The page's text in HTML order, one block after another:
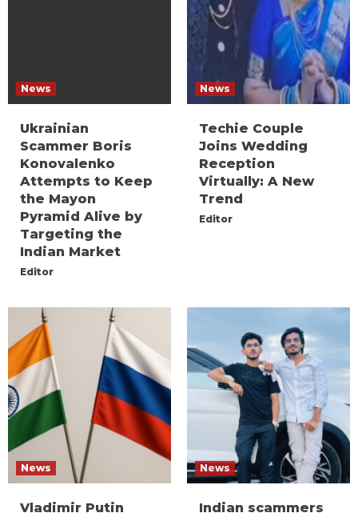
News
Ukrainian
Scammer Boris
Konovalenko
Attempts to Keep
the Mayon
Pyramid Alive by
Targeting the
Indian Market
Editor
News
Techie Couple
Joins Wedding
Reception
Virtually: A New
Trend
Editor
News
Vladimir Putin
News
Indian scammers